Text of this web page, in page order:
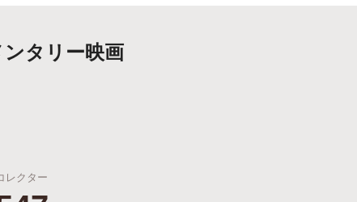
ト
タリー映画
レクター